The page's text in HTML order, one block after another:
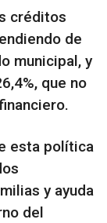
créditos
de
municipal, y
que no
esta política
y ayuda
del